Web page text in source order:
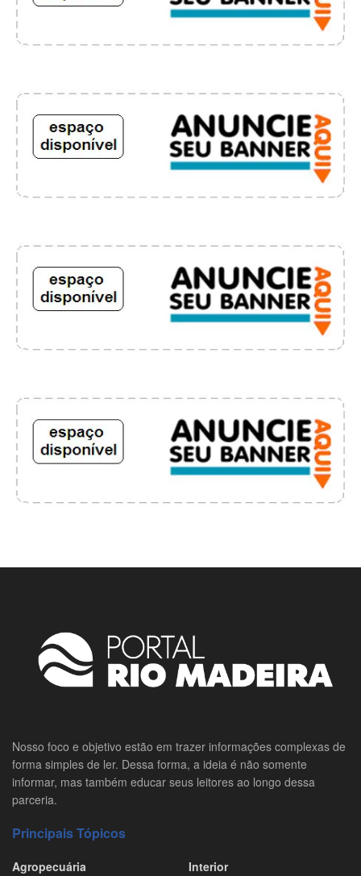
Nosso foco e objetivo estão em trazer informações complexas de
forma simples de ler. Dessa forma, a ideia é não somente
informar, mas também educar seus leitores ao longo dessa
parceria.
Principais Tópicos
Agropecuária
Interior